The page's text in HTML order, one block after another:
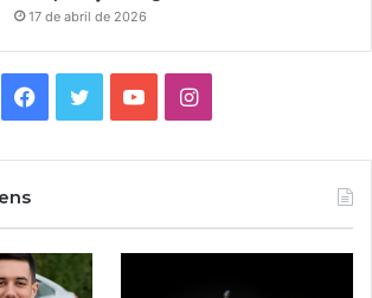
17 de abril de 2026
Facebook
TwitterYouTubeInstagram